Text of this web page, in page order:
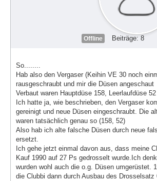
Offline Beiträge: 8
So........
Hab also den Vergaser (Keihin VE 30 noch
rausgeschraubt und mir die Düsen angeschaut
Verbaut waren Hauptdüse 158, Leerlaufdüse 52
Ich hatte ja, wie beschrieben, den Vergaser
gereinigt und neue Düsen eingeschraubt. Die
waren tatsächlich genau so (158, 52)
Also hab ich alte falsche Düsen durch neue
ersetzt.
Ich gehe jetzt einmal davon aus, dass meine
Kauf 1990 auf 27 Ps gedrosselt wurde.Ich
wurden wohl auch die o.g. Düsen umgerüstet.
die Clubbi dann durch Ausbau des Drosselsatz